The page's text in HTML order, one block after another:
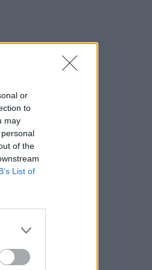
or
to
may
of the
List of
κατηγορείται για
βάρος εταιρείας